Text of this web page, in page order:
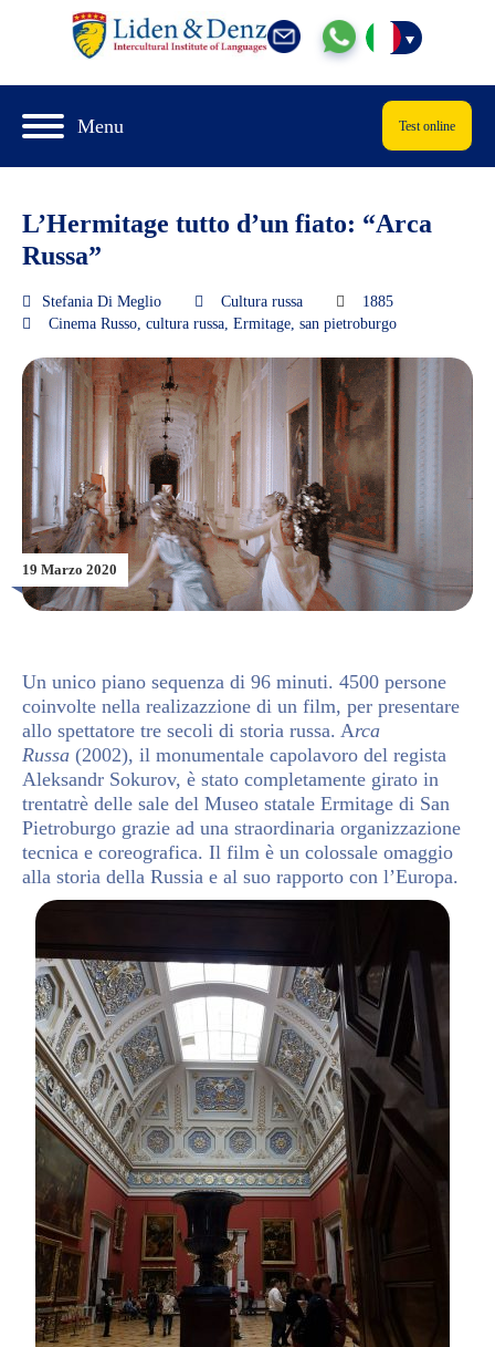
Menu Test online
L’Hermitage tutto d’un fiato: “Arca
Russa”
Stefania Di Meglio Cultura russa
1885
Cinema Russo cultura russa Ermitage san pietroburgo
19 Marzo 2020
Un unico piano sequenza di 96 minuti. 4500 persone
coinvolte nella realizazzione di un film, per presentare
allo spettatore tre secoli di storia russa. Arca
Russa (2002), il monumentale capolavoro del regista
Aleksandr Sokurov, è stato completamente girato in
trentatrè delle sale del Museo statale Ermitage di San
Pietroburgo grazie ad una straordinaria organizzazione
tecnica e coreografica. Il film è un colossale omaggio
alla storia della Russia e al suo rapporto con l’Europa.